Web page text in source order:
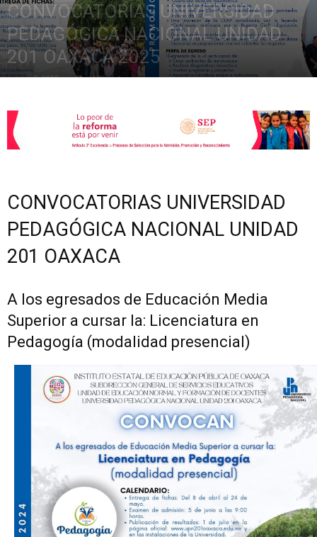
la
XXII
CONVOCATORIAS UNIVERSIDAD
PEDAGÓGICA NACIONAL UNIDAD
201 OAXACA 2025
mayo 6, 2025 4678
CONVOCATORIAS UNIVERSIDAD
PEDAGÓGICA NACIONAL UNIDAD
201 OAXACA
A los egresados de Educación Media
Superior a cursar la: Licenciatura en
Pedagogía (modalidad presencial)